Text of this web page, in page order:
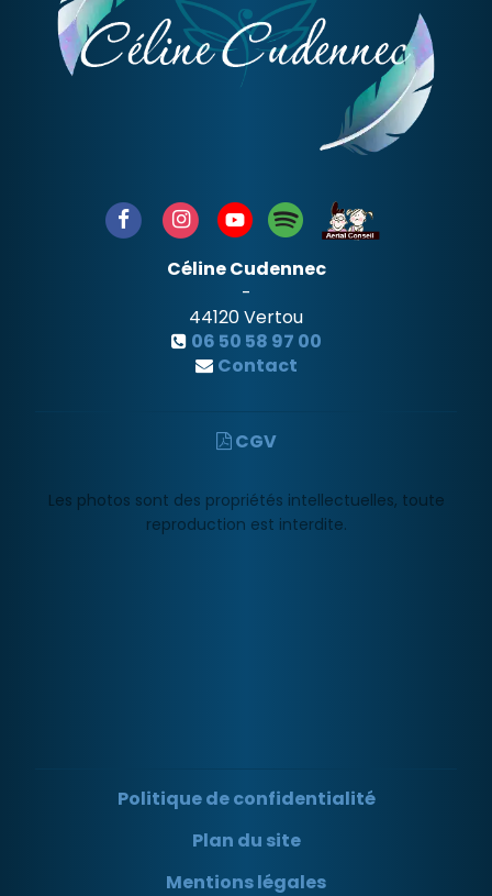
Céline Cudennec
-
44120Vertou
06 50 58 97 00
Contact
CGV
Les photos sont des propriétés intellectuelles, toute
reproduction est interdite.
Politique de confidentialité
Plan du site
Mentions légales